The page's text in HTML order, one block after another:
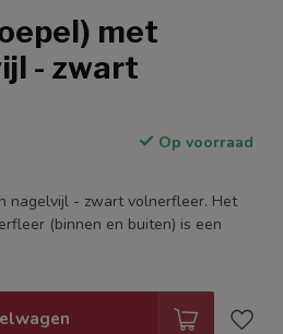
met
- zwart
Op voorraad
nagelvijl - zwart volnerfleer. Het
(binnen en buiten) is een